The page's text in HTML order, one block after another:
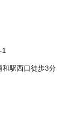
和駅西口徒歩3分